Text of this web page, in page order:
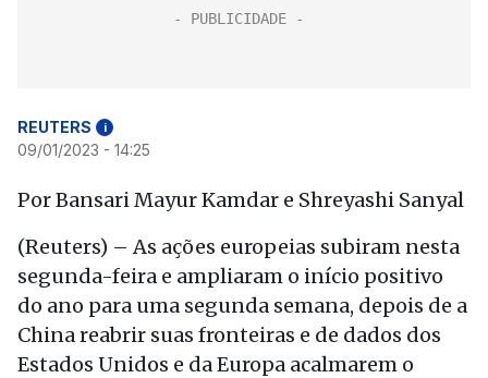
REUTERS i
09/01/2023 - 14:25
Por Bansari Mayur Kamdar e Shreyashi Sanyal
(Reuters) – As ações europeias subiram nesta
segunda-feira e ampliaram o início positivo
do ano para uma segunda semana, depois de a
China reabrir suas fronteiras e de dados dos
Estados Unidos e da Europa acalmarem o